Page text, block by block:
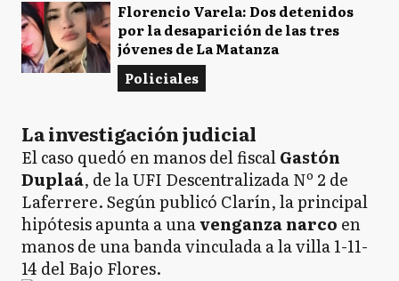
Florencio Varela: Dos detenidos
por la desaparición de las tres
jóvenes de La Matanza
Policiales
La investigación judicial
El caso quedó en manos del fiscalGastón
Duplaá, de la UFI Descentralizada Nº 2 de
Laferrere. Según publicó Clarín, la principal
hipótesis apunta a unavenganza narco en
manos de una banda vinculada a la villa 1-11-
14 del Bajo Flores.